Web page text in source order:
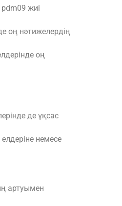
жиі
оң нәтижелердің
оң
де ұқсас
немесе
артуымен